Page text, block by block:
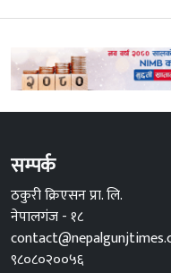
सम्पर्क
ठकुरी क्रिएसन प्रा. लि.
नेपालगंज - १८
९८०८०२००५६